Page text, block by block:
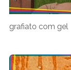
grafiato com gel